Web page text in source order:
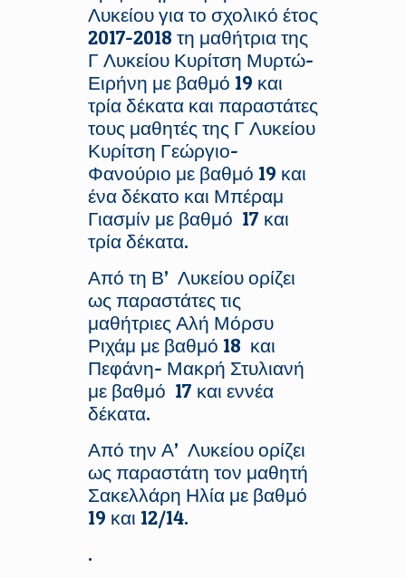
Λυκείου για το σχολικό έτος
2017-2018 τη μαθήτρια της
Γ Λυκείου Κυρίτση Μυρτώ-
Ειρήνη με βαθμό 19 και
τρία δέκατα και παραστάτες
τους μαθητές της Γ Λυκείου
Κυρίτση Γεώργιο-
Φανούριο με βαθμό 19 και
ένα δέκατο και Μπέραμ
Γιασμίν με βαθμό 17 και
τρία δέκατα.
Από τη Β’ Λυκείου ορίζει
ως παραστάτες τις
μαθήτριες Αλή Μόρσυ
Ριχάμ με βαθμό 18 και
Πεφάνη- Μακρή Στυλιανή
με βαθμό 17 και εννέα
δέκατα.
Από την Α’ Λυκείου ορίζει
ως παραστάτη τον μαθητή
Σακελλάρη Ηλία με βαθμό
19 και 12/14.
.